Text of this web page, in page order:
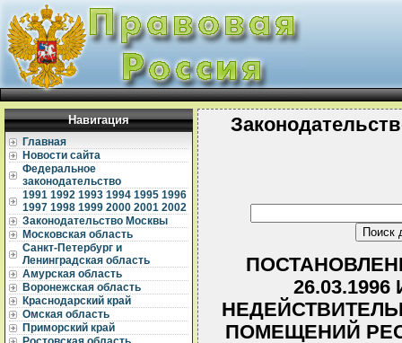
Навигация
Главная
Новости сайта
Федеральное
законодательство
1991 1992 1993 1994 1995 1996
1997 1998 1999 2000 2001 2002
Законодательство Москвы
Московская область
Санкт-Петербург и
Ленинградская область
Амурская область
Воронежская область
Краснодарский край
Омская область
Приморский край
ПОМЕЩЕНИЙ